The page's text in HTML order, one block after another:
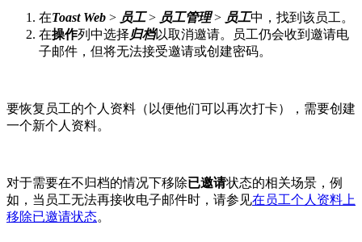
在Toast Web > 员工> 员工管理> 员工中，找到该员工。
在操作列中选择归档以取消邀请。员工仍会收到邀请电
子邮件，但将无法接受邀请或创建密码。
要恢复员工的个人资料（以便他们可以再次打卡），需要创建
一个新个人资料。
对于需要在不归档的情况下移除已邀请状态的相关场景，例
如，当员工无法再接收电子邮件时，请参见在员工个人资料上
移除已邀请状态。